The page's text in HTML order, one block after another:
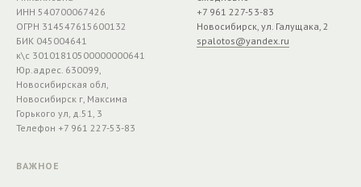
ИНН 540700067426
ОГРН 314547615600132
БИК 045004641
к\с 30101810500000000641
Юр.адрес. 630099,
Новосибирская обл,
Новосибирск г, Максима
Горького ул, д.51, 3
Телефон +7 961 227-53-83
+7 961 227-53-83
Новосибирск, ул. Галущака, 2
spalotos@yandex.ru
ВАЖНОЕ